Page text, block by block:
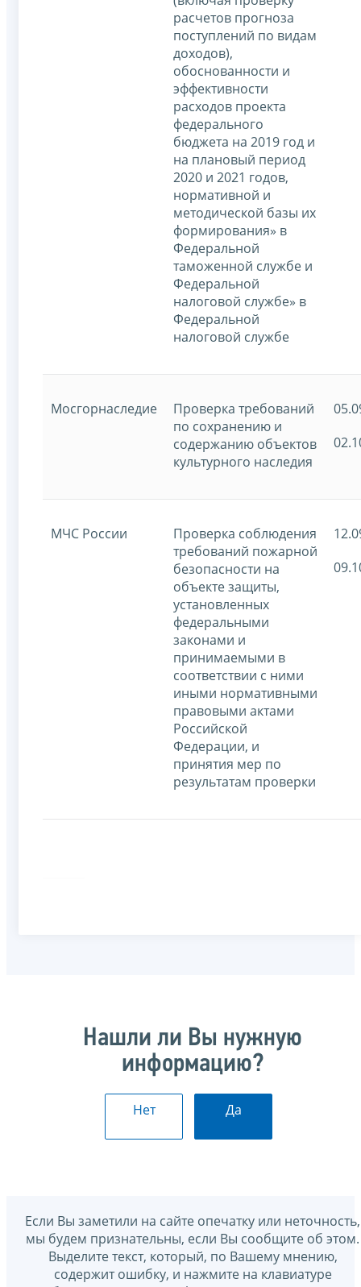
расчетов прогноза
поступлений по видам
доходов),
обоснованности и
эффективности
расходов проекта
федерального
бюджета на 2019 год и
на плановый период
2020 и 2021 годов,
нормативной и
методической базы их
формирования» в
Федеральной
таможенной службе и
Федеральной
налоговой службе» в
Федеральной
налоговой службе
Мосгорнаследие
Проверка требований
по сохранению и
содержанию объектов
культурного наследия
МЧС России
Проверка соблюдения
требований пожарной
безопасности на
объекте защиты,
установленных
федеральными
законами и
принимаемыми в
соответствии с ними
иными нормативными
правовыми актами
Российской
Федерации, и
принятия мер по
результатам проверки
Нашли ли Вы нужную
информацию?
Нет Да
Если Вы заметили на сайте опечатку или неточность,
мы будем признательны, если Вы сообщите об этом.
Выделите текст, который, по Вашему мнению,
содержит ошибку, и нажмите на клавиатуре